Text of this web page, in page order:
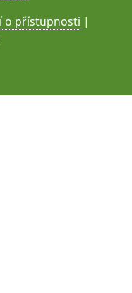
o přístupnosti |